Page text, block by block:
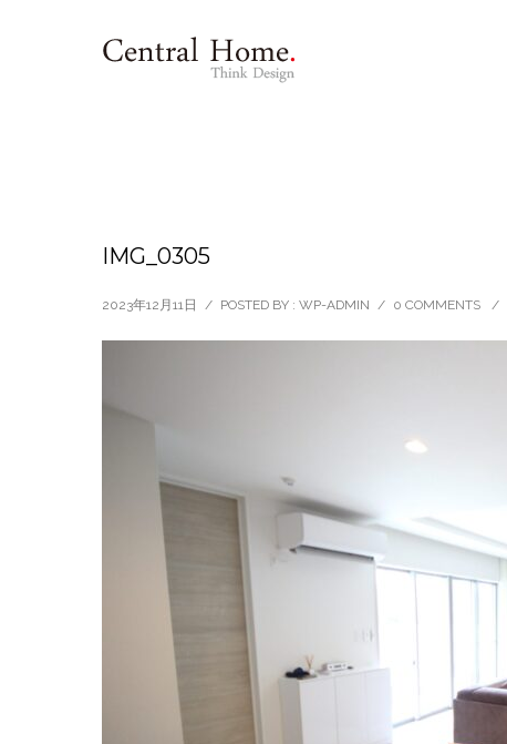
IMG_0305
2023年12月11日 / POSTED BY : WP-ADMIN / 0 COMMENTS /